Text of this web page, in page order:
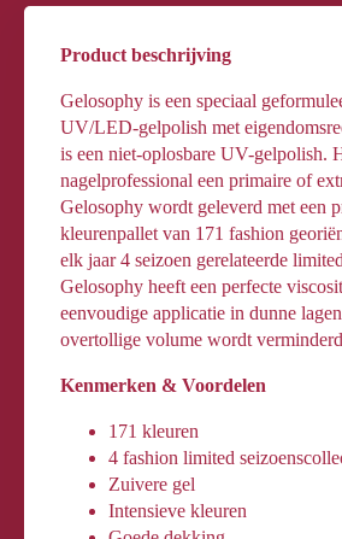
Product beschrijving
Gelosophy is een speciaal
UV/LED-gelpolish met
is een niet-oplosbare UV-gelpolish.
nagelprofessional een primaire of
Gelosophy wordt geleverd met een
kleurenpallet van 171 fashion
elk jaar 4 seizoen gerelateerde
Gelosophy heeft een perfecte
eenvoudige applicatie in dunne
overtollige volume wordt
Kenmerken & Voordelen
171 kleuren
4 fashion limited
Zuivere gel
Intensieve kleuren